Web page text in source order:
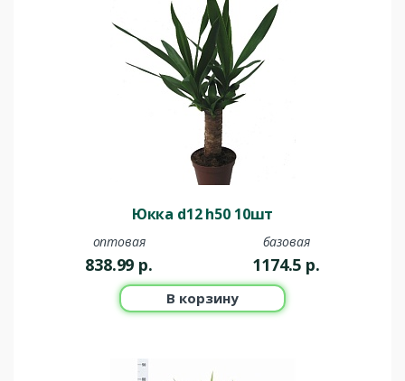
Юкка d12 h50 10шт
оптовая
838.99 р.
базовая
1174.5 р.
В корзину